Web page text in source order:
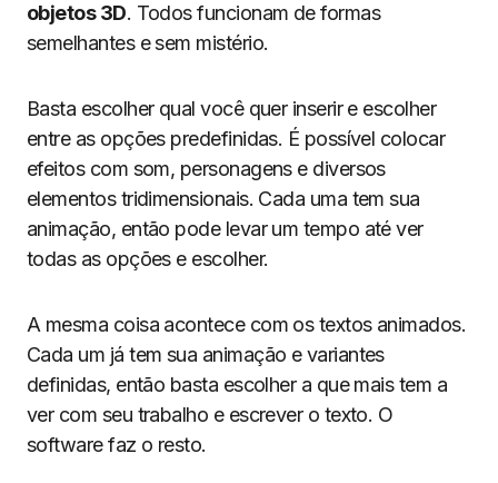
objetos 3D. Todos funcionam de formas
semelhantes e sem mistério.
Basta escolher qual você quer inserir e escolher
entre as opções predefinidas. É possível colocar
efeitos com som, personagens e diversos
elementos tridimensionais. Cada uma tem sua
animação, então pode levar um tempo até ver
todas as opções e escolher.
A mesma coisa acontece com os textos animados.
Cada um já tem sua animação e variantes
definidas, então basta escolher a que mais tem a
ver com seu trabalho e escrever o texto. O
software faz o resto.